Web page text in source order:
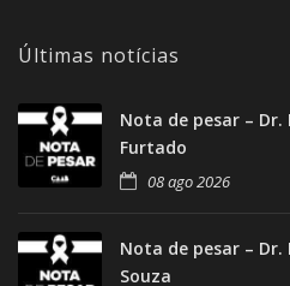
Últimas notícias
Nota de pesar –
Furtado
08 ago 2026
Nota de pesar –
Souza